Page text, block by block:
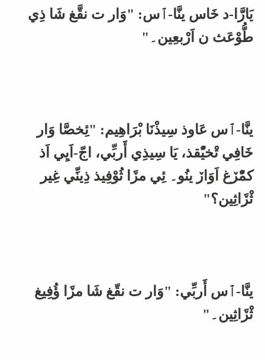
يَارَّا-د خَاس ينَّا-ٱس: "وَار ت نقَّغ شَا ذِي
طُّوْعَث ن اَرْبعِين۔"
ينَّا-ٱس عَاوذ سِيذْنَا بْرَاهِيم: "ئِخصَّا وَار
خَافِي تْخيّْقذ، يَا سِيذِي أَربِّي، اجّ-اَيِي اَذ
كمّْڒغ اَوَاڒ ينُو۔ ئِي مڒَا ثُوْفِيذ ذِينِّي غِير
ثْڒَاثِين؟"
ينَّا-ٱس أَربِّي: "وَار ت نقّغ شَا مڒَا ؤُفِيغ
ثْڒَاثِين۔"